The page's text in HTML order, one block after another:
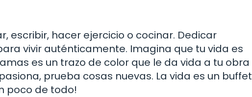
escribir, hacer ejercicio o cocinar. Dedicar
vivir auténticamente. Imagina que tu vida es
es un trazo de color que le da vida a tu obra
prueba cosas nuevas. La vida es un buffet
poco de todo!